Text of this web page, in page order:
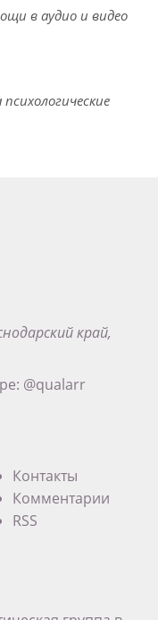
в аудио и видео
край,
@qualarr
Контакты
Комментарии
RSS